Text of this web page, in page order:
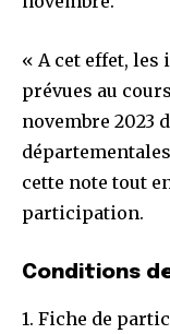
Join our
or click the
your privacy and
« A cet effet,
prévues au
novembre 2023
cette note tout
participation.
Conditions
1. Fiche de